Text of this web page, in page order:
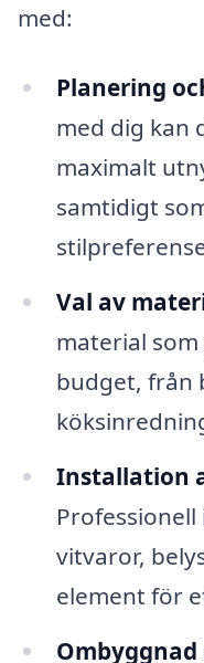
med:
Planering
med dig kan
maximalt
samtidigt
Val av
material
budget, från
Installation
vitvaror,
element för